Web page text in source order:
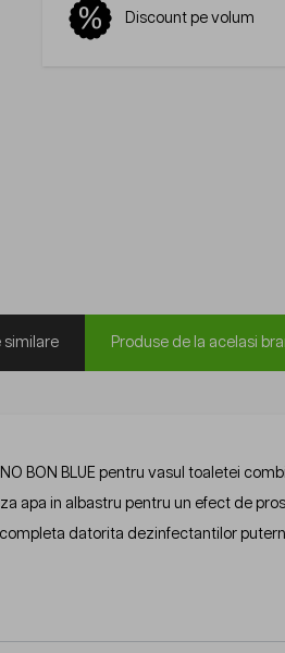
Discount pe volum
similare Produse de la acelasi
BON BLUE pentru vasul toaletei
apa in albastru pentru un efect de
datorita dezinfectantilor